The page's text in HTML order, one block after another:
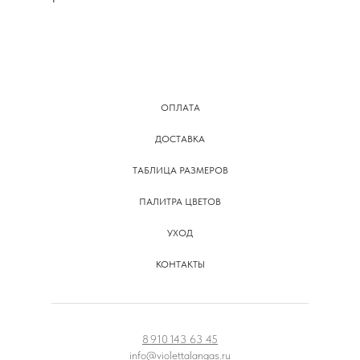
ОПЛАТА
ДОСТАВКА
ТАБЛИЦА РАЗМЕРОВ
ПАЛИТРА ЦВЕТОВ
УХОД
КОНТАКТЫ
8 910 143 63 45
info@violettalangas.ru